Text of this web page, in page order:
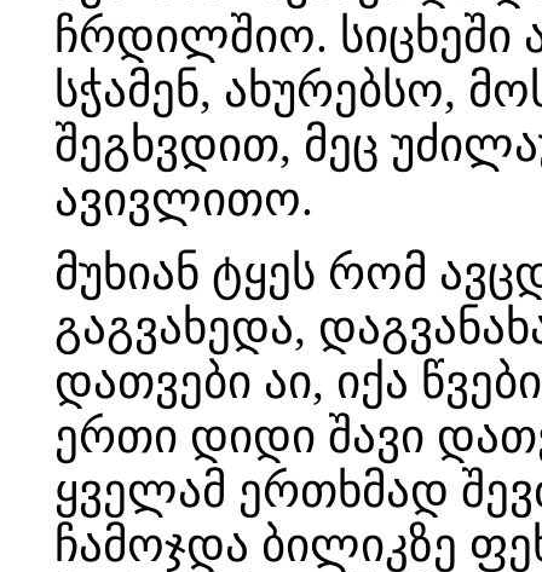
ჩრდილშიო. სიცხეში
სჭამენ, ახურებსო,
შეგხვდით, მეც
ავივლითო.
მუხიან ტყეს რომ
გაგვახედა,
დათვები აი, იქა
ერთი დიდი შავი
ყველამ ერთხმად
ჩამოჯდა ბილიკზე